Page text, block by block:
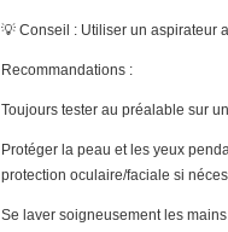
💡 Conseil : Utiliser un aspirateur
Recommandations :
Toujours tester au préalable sur
Protéger la peau et les yeux
protection oculaire/faciale si
Se laver soigneusement les